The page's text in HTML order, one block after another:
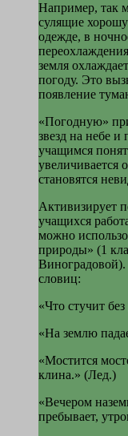
Например, так
сулящие
одежде, в
земля
погоду. Это
появление
«Погодную»
звезд на небе
учащимся
увеличивается
становятся
Активизирует
учащихся
можно
природы» (1
словиц:
«Что стучит
«На землю
«Мостится
клина.» (Лед.)
«Вечером
пребывает,